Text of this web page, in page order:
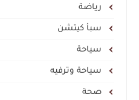
رياضة
سبأ كيتشن
سياحة
سياحة وترفيه
صحة